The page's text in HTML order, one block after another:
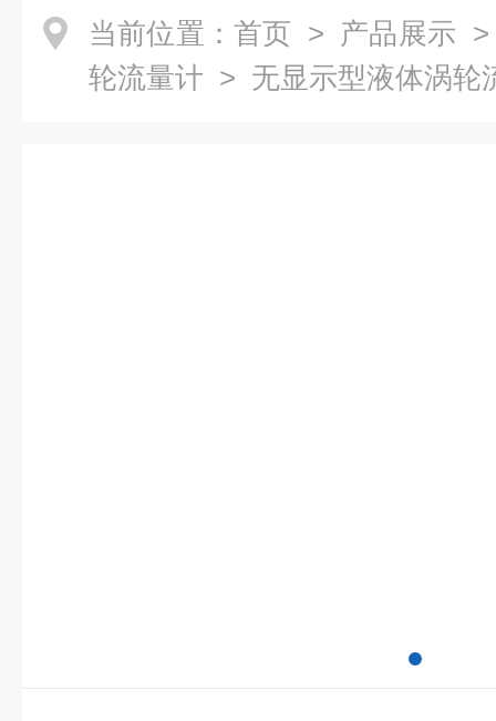
当前位置： 首页 > 产品展示
轮流量计 > 无显示型液体涡轮